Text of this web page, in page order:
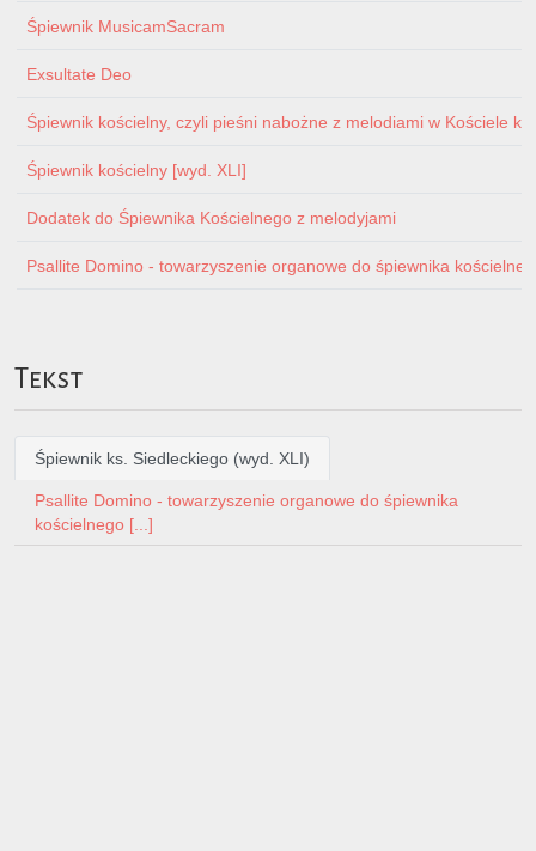
Śpiewnik MusicamSacram
Exsultate Deo
Śpiewnik kościelny, czyli pieśni nabożne z melodiami w Kościele
Śpiewnik kościelny [wyd. XLI]
Dodatek do Śpiewnika Kościelnego z melodyjami
Psallite Domino - towarzyszenie organowe do śpiewnika
Tekst
Śpiewnik ks. Siedleckiego (wyd. XLI)
Psallite Domino - towarzyszenie organowe do śpiewnika
kościelnego [...]